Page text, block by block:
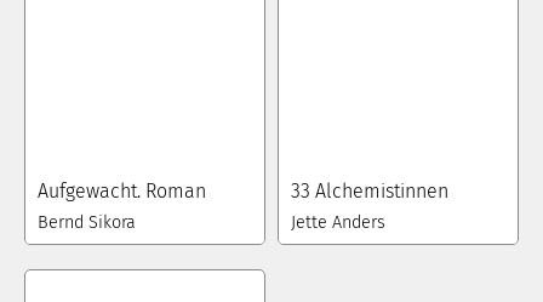
Aufgewacht. Roman
Bernd Sikora
33 Alchemistinnen
Jette Anders